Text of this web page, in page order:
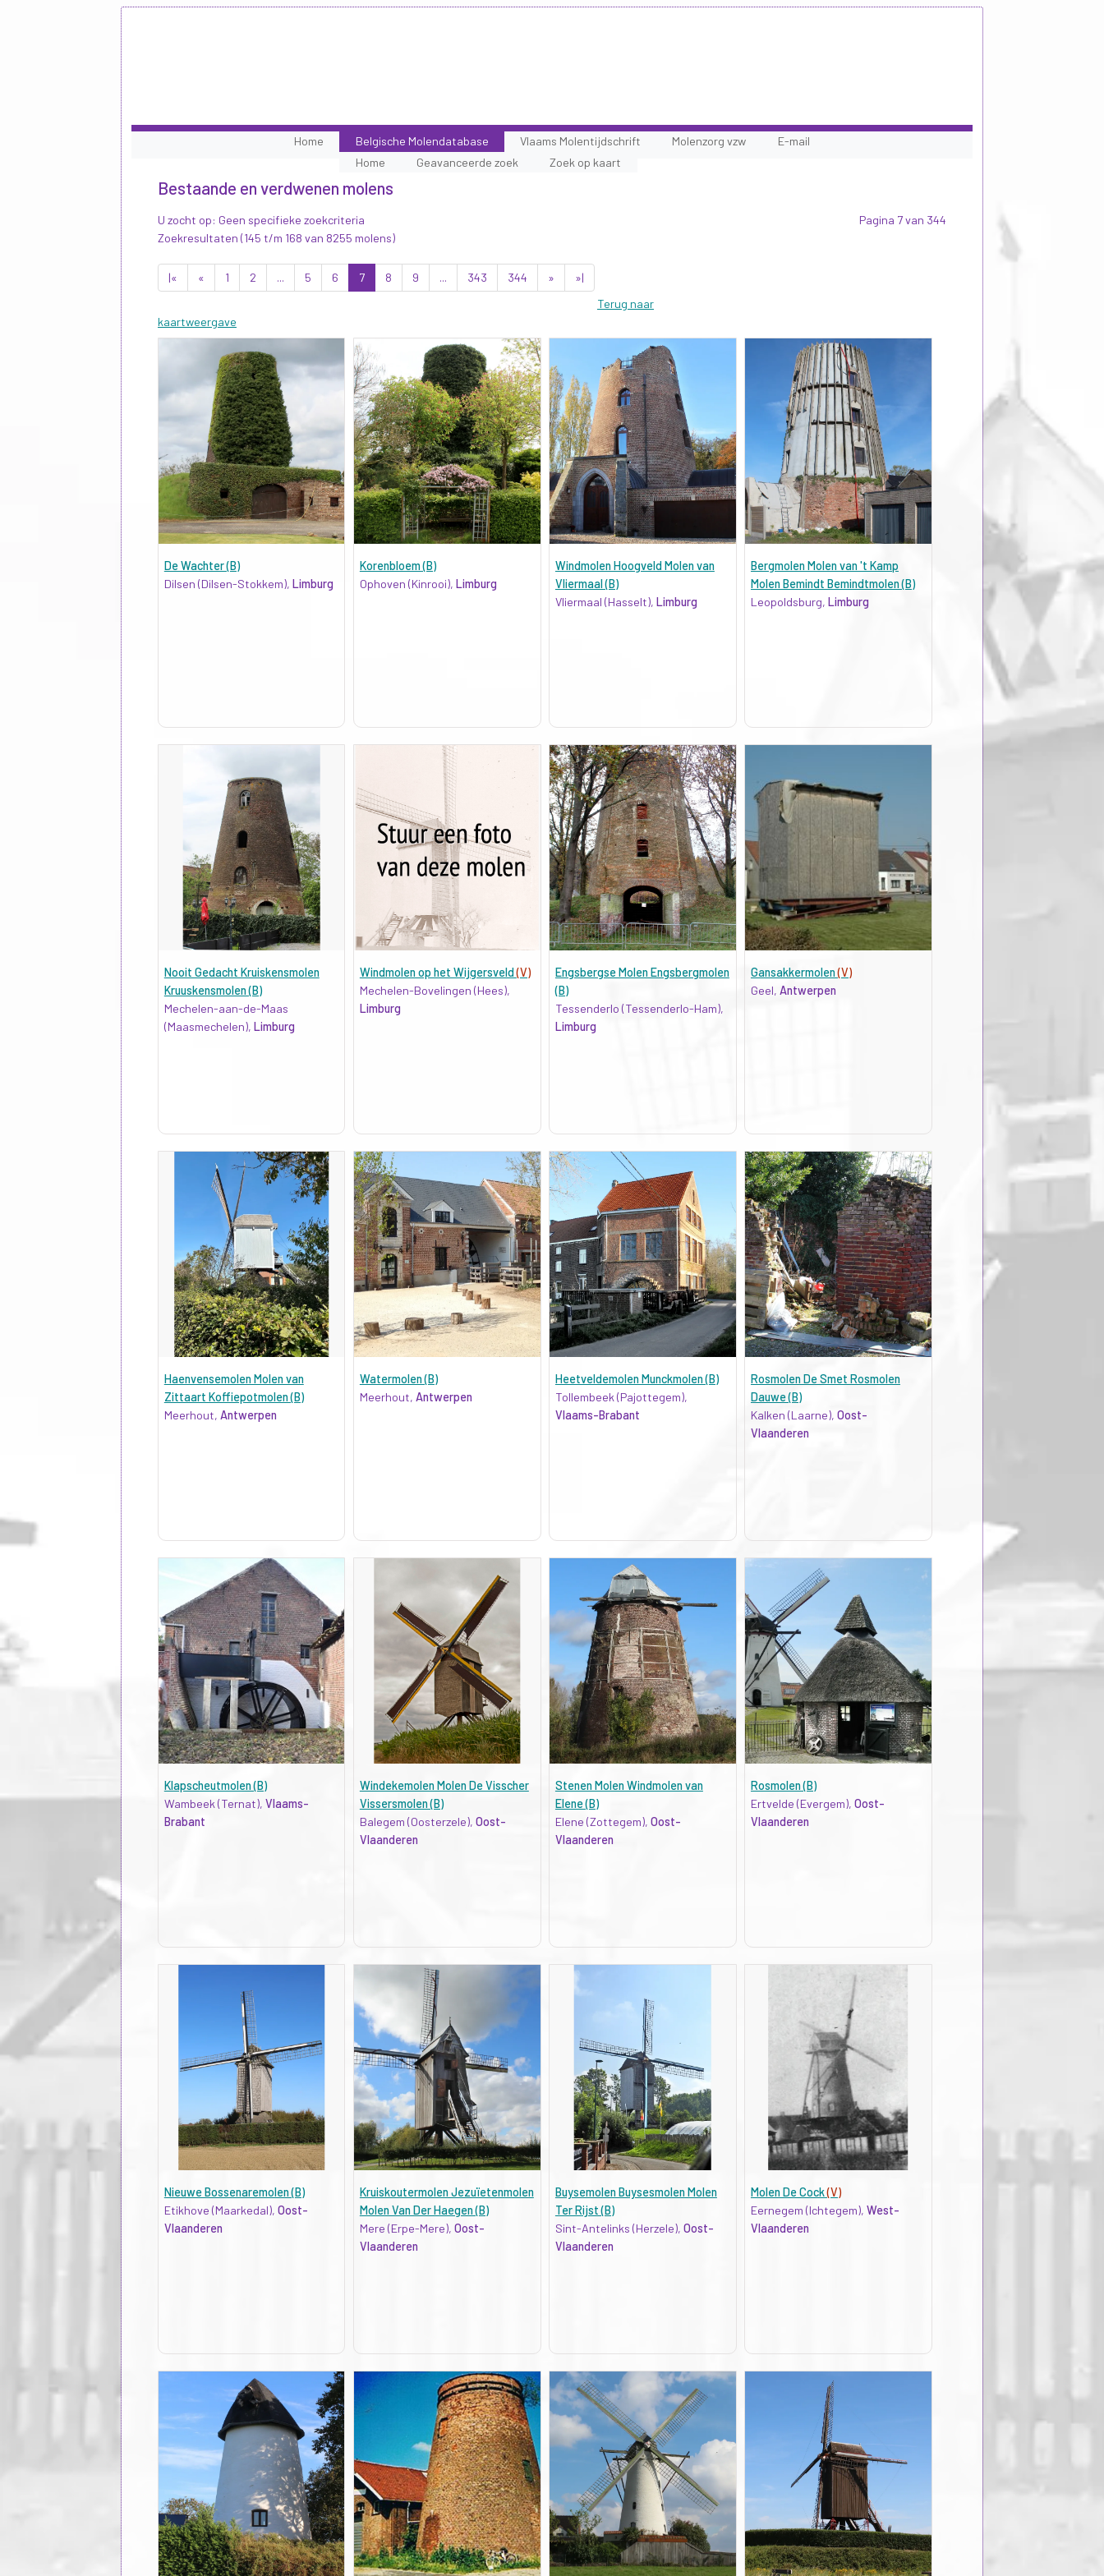
Home
Belgische Molendatabase
Home
Geavanceerde zoek Zoek op kaart
Vlaams Molentijdschrift Molenzorg vzw E-mail
Bestaande en verdwenen molens
U zocht op: Geen specifieke zoekcriteria
Zoekresultaten (145 t/m 168 van 8255 molens)
|« « 1 2 ... 5 6 7 8 9 ... 343 344 »
»|
Terug naar
kaartweergave
Pagina 7 van 344
De Wachter (B)
Dilsen (Dilsen-Stokkem), Limburg
Korenbloem (B)
Ophoven (Kinrooi), Limburg
Windmolen Hoogveld Molen van
Vliermaal (B)
Vliermaal (Hasselt), Limburg
Bergmolen Molen van 't Kamp
Molen Bemindt Bemindtmolen (B)
Leopoldsburg, Limburg
Nooit Gedacht Kruiskensmolen
Kruuskensmolen (B)
Mechelen-aan-de-Maas
(Maasmechelen), Limburg
Windmolen op het Wijgersveld(V)
Mechelen-Bovelingen (Hees),
Limburg
Engsbergse Molen Engsbergmolen
(B)
Tessenderlo (Tessenderlo-Ham),
Limburg
Gansakkermolen(V)
Geel, Antwerpen
Haenvensemolen Molen van
Zittaart Koffiepotmolen (B)
Meerhout, Antwerpen
Watermolen (B)
Meerhout, Antwerpen
Heetveldemolen Munckmolen (B)
Tollembeek (Pajottegem),
Vlaams-Brabant
Rosmolen De Smet Rosmolen
Dauwe (B)
Kalken (Laarne), Oost-
Vlaanderen
Klapscheutmolen (B)
Wambeek (Ternat), Vlaams-
Brabant
Windekemolen Molen De Visscher
Vissersmolen (B)
Balegem (Oosterzele), Oost-
Vlaanderen
Stenen Molen Windmolen van
Elene (B)
Elene (Zottegem), Oost-
Vlaanderen
Rosmolen (B)
Ertvelde (Evergem), Oost-
Vlaanderen
Nieuwe Bossenaremolen (B)
Etikhove (Maarkedal), Oost-
Vlaanderen
Kruiskoutermolen Jezuïetenmolen
Molen Van Der Haegen (B)
Mere (Erpe-Mere), Oost-
Vlaanderen
Buysemolen Buysesmolen Molen
Ter Rijst (B)
Sint-Antelinks (Herzele), Oost-
Vlaanderen
Molen De Cock(V)
Eernegem (Ichtegem), West-
Vlaanderen